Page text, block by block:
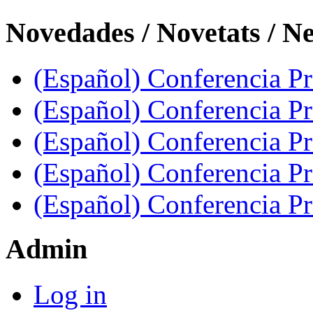
Novedades / Novetats /
(Español) Conferencia
(Español) Conferencia
(Español) Conferencia
(Español) Conferencia
(Español) Conferencia
Admin
Log in